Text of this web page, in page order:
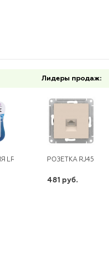
Лидеры продаж:
LR20 2*BL КОСМОСРОЗЕТКА RJ45 SE
481 руб.